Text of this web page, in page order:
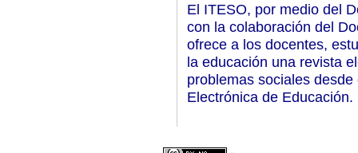
El ITESO, por medio del
con la colaboración del
ofrece a los docentes,
la educación una revista
problemas sociales
Electrónica de